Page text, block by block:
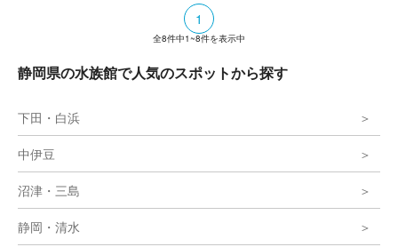
1
全8件中1~8件を表示中
静岡県の水族館で人気のスポットから探す
下田・白浜
中伊豆
沼津・三島
静岡・清水